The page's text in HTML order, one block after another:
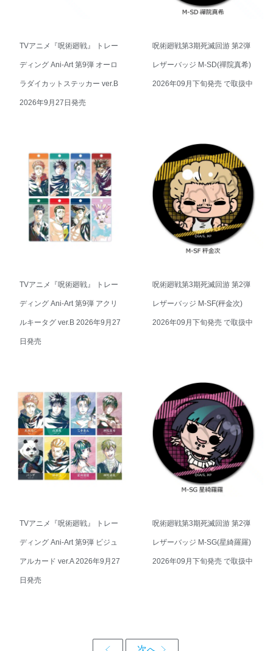
TVアニメ『呪術廻戦』 トレー
ディング Ani-Art 第9弾 オーロ
ラダイカットステッカー ver.B
2026年9月27日発売
呪術廻戦第3期死滅回游 第2弾
レザーバッジ M-SD(禪院真希)
2026年09月下旬発売 で取扱中
TVアニメ『呪術廻戦』 トレー
ディング Ani-Art 第9弾 アクリ
ルキータグ ver.B 2026年9月27
日発売
呪術廻戦第3期死滅回游 第2弾
レザーバッジ M-SF(秤金次)
2026年09月下旬発売 で取扱中
TVアニメ『呪術廻戦』 トレー
ディング Ani-Art 第9弾 ビジュ
アルカード ver.A 2026年9月27
日発売
呪術廻戦第3期死滅回游 第2弾
レザーバッジ M-SG(星綺羅羅)
2026年09月下旬発売 で取扱中